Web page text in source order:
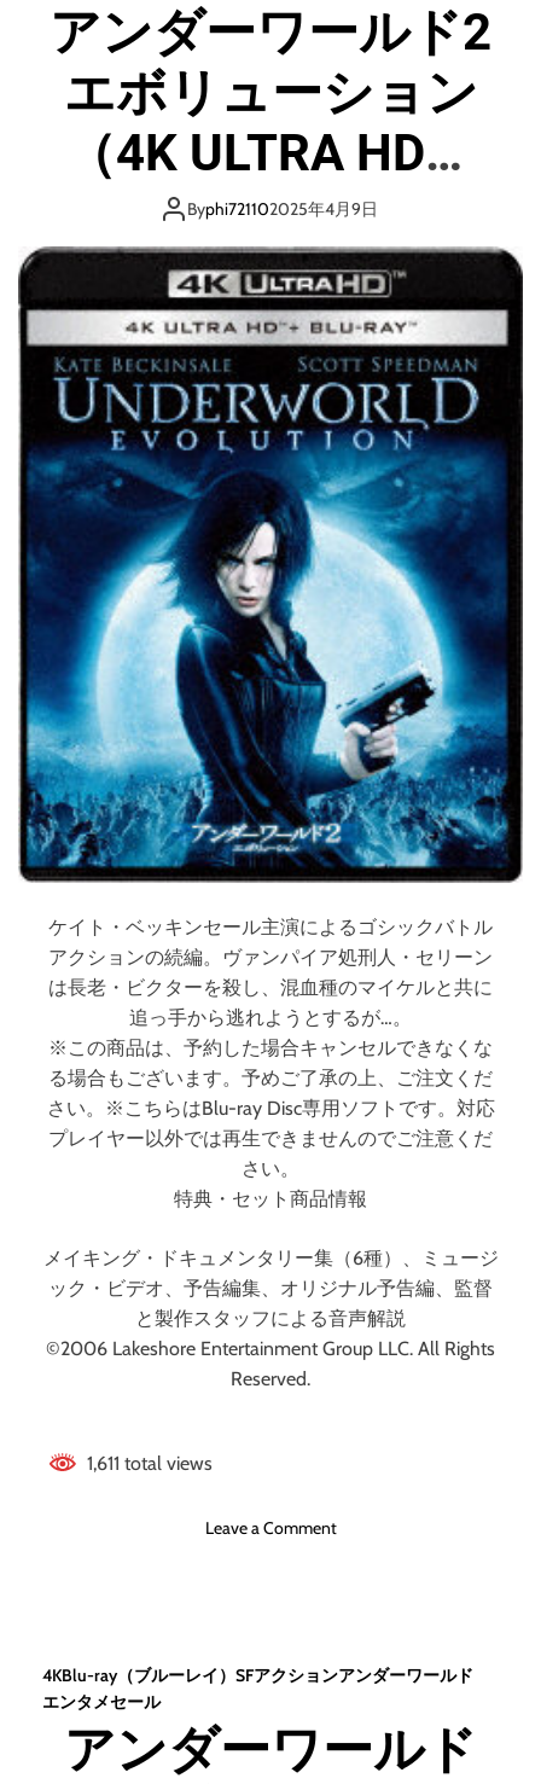
ル
（
ブ
ー
イ
ィ
ス
ク
）
アンダーワールド2
エボリューション
（4K ULTRA HD＋
ブルーレイ） （ブ
ルーレイディス
ク）
Byphi721102025年4月9日
ケイト・ベッキンセール主演によるゴシックバトル
アクションの続編。ヴァンパイア処刑人・セリーン
は長老・ビクターを殺し、混血種のマイケルと共に
追っ手から逃れようとするが…。
※この商品は、予約した場合キャンセルできなくな
る場合もございます。予めご了承の上、ご注文くだ
さい。※こちらはBlu-ray Disc専用ソフトです。対応
プレイヤー以外では再生できませんのでご注意くだ
さい。
特典・セット商品情報
メイキング・ドキュメンタリー集（6種）、ミュージ
ック・ビデオ、予告編集、オリジナル予告編、監督
と製作スタッフによる音声解説
©2006 Lakeshore Entertainment Group LLC. All Rights
Reserved.
1,611 total views
Leave a Commento
ワ
ル
4KBlu-ray（ブルーレイ） SFアクションアンダーワールド
エンタメセール
アンダーワールド